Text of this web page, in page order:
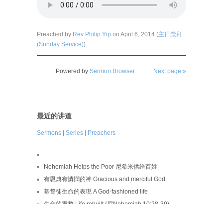
Preached by Rev Philip Yip on April 6, 2014 (主日崇拜
(Sunday Service)).
Next page »
Powered by Sermon Browser
最近的讲道
Sermons | Series | Preachers
Nehemiah Helps the Poor 尼希米供给百姓
有恩典有憐憫的神 Gracious and merciful God
基督徒生命的表現 A God-fashioned life